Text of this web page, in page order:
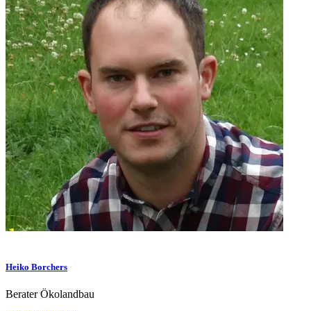
Heiko Borchers
Berater Ökolandbau